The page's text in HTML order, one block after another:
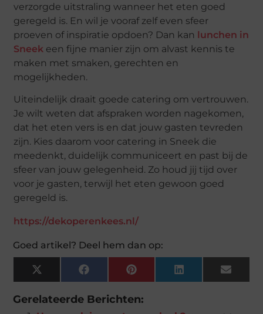
verzorgde uitstraling wanneer het eten goed
geregeld is. En wil je vooraf zelf even sfeer
proeven of inspiratie opdoen? Dan kan lunchen in
Sneek een fijne manier zijn om alvast kennis te
maken met smaken, gerechten en
mogelijkheden.
Uiteindelijk draait goede catering om vertrouwen.
Je wilt weten dat afspraken worden nagekomen,
dat het eten vers is en dat jouw gasten tevreden
zijn. Kies daarom voor catering in Sneek die
meedenkt, duidelijk communiceert en past bij de
sfeer van jouw gelegenheid. Zo houd jij tijd over
voor je gasten, terwijl het eten gewoon goed
geregeld is.
https://dekoperenkees.nl/
Goed artikel? Deel hem dan op:
X
(Twitter)
Facebook Pinterest LinkedIn Email
Gerelateerde Berichten: